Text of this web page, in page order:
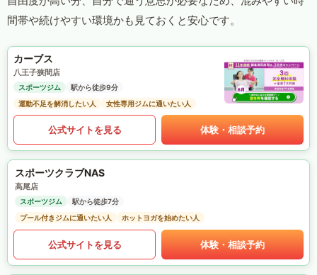
間帯や続けやすい環境かも見ておくと安心です。
カーブス
八王子狭間店
スポーツジム
駅から徒歩9分
運動不足を解消したい人
女性専用ジムに通いたい人
公式サイトを見る 体験・相談予約
スポーツクラブNAS
高尾店
スポーツジム
駅から徒歩7分
プール付きジムに通いたい人
ホットヨガを始めたい人
公式サイトを見る 体験・相談予約